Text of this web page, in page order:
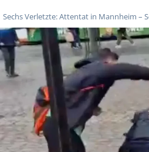
Sechs Verletzte: Attentat in Mannheim –